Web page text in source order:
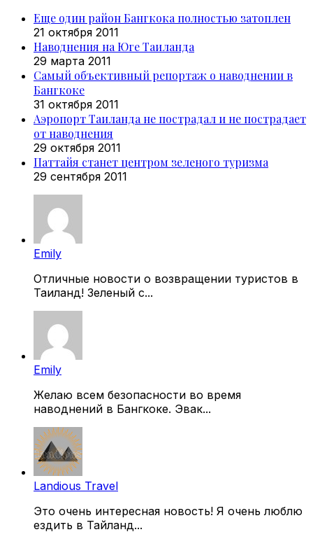
Еще один район Бангкока полностью затоплен
21 октября 2011
Наводнения на Юге Таиланда
29 марта 2011
Самый объективный репортаж о наводнении в
Бангкоке
31 октября 2011
Аэропорт Таиланда не пострадал и не пострадает
от наводнения
29 октября 2011
Паттайя станет центром зеленого туризма
29 сентября 2011
Emily
Отличные новости о возвращении туристов в
Таиланд! Зеленый с...
Emily
Желаю всем безопасности во время
наводнений в Бангкоке. Эвак...
Landious Travel
Это очень интересная новость! Я очень люблю
ездить в Тайланд...